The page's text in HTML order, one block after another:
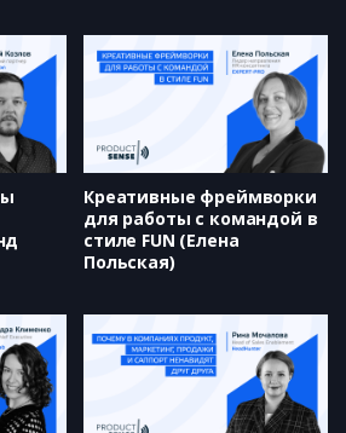
Креативные фреймворки
для работы с командой в
стиле FUN (Елена
Польская)